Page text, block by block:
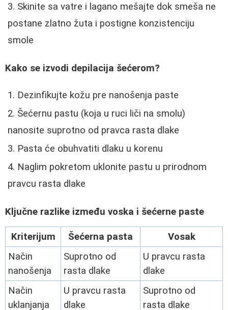
Skinite sa vatre i lagano mešajte dok smeša ne
postane zlatno žuta i postigne konzistenciju
smole
Kako se izvodi depilacija šećerom?
Dezinfikujte kožu pre nanošenja paste
Šećernu pastu (koja u ruci liči na smolu)
nanosite suprotno od pravca rasta dlake
Pasta će obuhvatiti dlaku u korenu
Naglim pokretom uklonite pastu u prirodnom
pravcu rasta dlake
Ključne razlike između voska i šećerne paste
Kriterijum Šećerna pasta
Vosak
Način
nanošenja
Suprotno od
rasta dlake
U pravcu rasta
dlake
Način
uklanjanja
U pravcu rasta
dlake
Suprotno od
rasta dlake